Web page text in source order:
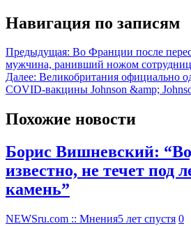
Навигация по записям
Предыдущая: Во Франции после
мужчина, ранивший ножом
Далее: Великобритания официально
COVID-вакцины Johnson &amp;
Похожие новости
Борис Вишневский:
известно, не течет под
камень”
NEWSru.com :: Мнения5 лет спустя 0